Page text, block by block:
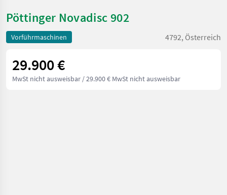
Pöttinger Novadisc 902
Vorführmaschinen 4792, Österreich
29.900 €
MwSt nicht ausweisbar / 29.900 € MwSt nicht ausweisbar